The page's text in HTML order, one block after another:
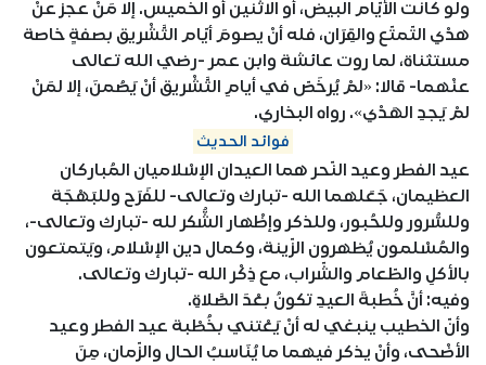
ولو كانت الأيّام البيض، أو الاثنين أو الخميس. إلا مَنْ عجز عنْ
هدْي التّمتّع والقِرَان، فله أنْ يصومَ أيّام التَّشْريق بصفةٍ خاصة
مستثناة، لما روت عائشة وابن عمر -رضي الله تعالى
عنْهما- قالا: «لمْ يُرخَصّ في أيامِ التَّشْريق أنْ يَصُمنَ، إلا لمَنْ
لمْ يَجدِ الهَدْي». رواه البخاري.
فوائد الحديث
عيد الفطر وعيد النّحر هما العيدان الإسْلاميان المُباركان
العظيمان، جَعَلهما الله -تبارك وتعالى- للفَرَح وللبَهْجَة
وللسُّرور وللحُبور، وللذكر وإظْهار الشُّكر لله -تبارك وتعالى-،
والمُسْلمون يُظهرون الزّينة، وكمال دين الإسْلام، ويَتمتعون
بالأكلِ والطّعام والشّراب، مع ذِكْر الله -تبارك وتعالى.
وفيه: أنَّ خُطبةَ العيدِ تكونُ بعْدَ الصَّلاةِ.
وأنّ الخطيب ينبغي له أنْ يَعْتني بخُطْبة عيد الفطر وعيد
الأضْحى، وأنْ يذكر فيهما ما يُنَاسبُ الحال والزّمان، مِنَ